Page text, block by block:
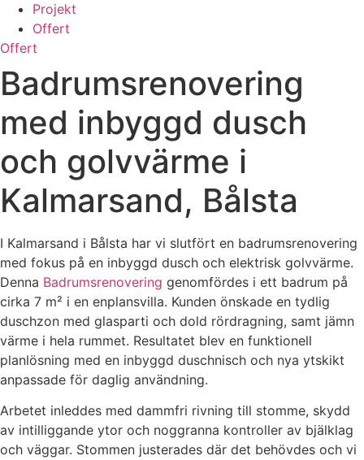
Projekt
Offert
Offert
Badrumsrenovering
med inbyggd dusch
och golvvärme i
Kalmarsand, Bålsta
I Kalmarsand i Bålsta har vi slutfört en badrumsrenovering
med fokus på en inbyggd dusch och elektrisk golvvärme.
Denna Badrumsrenovering genomfördes i ett badrum på
cirka 7 m² i en enplansvilla. Kunden önskade en tydlig
duschzon med glasparti och dold rördragning, samt jämn
värme i hela rummet. Resultatet blev en funktionell
planlösning med en inbyggd duschnisch och nya ytskikt
anpassade för daglig användning.
Arbetet inleddes med dammfri rivning till stomme, skydd
av intilliggande ytor och noggranna kontroller av bjälklag
och väggar. Stommen justerades där det behövdes och vi